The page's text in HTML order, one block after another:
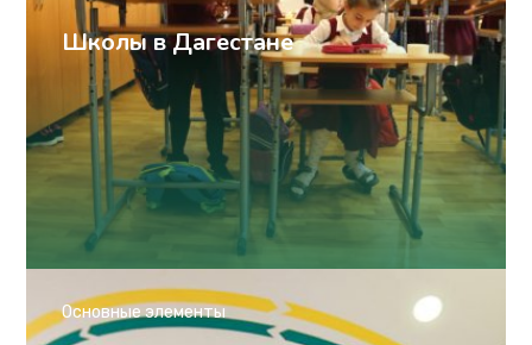
Школы в Дагестане
Основные элементы